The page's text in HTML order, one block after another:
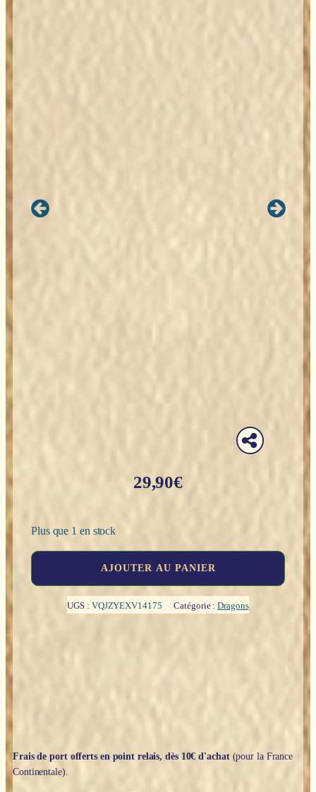
29,90€
Plus que 1 en stock
AJOUTER AU PANIER
UGS : VQJZYEXV14175 Catégorie :Dragons
Frais de port offerts en point relais, dès 10€ d'achat(pour la France
Continentale).